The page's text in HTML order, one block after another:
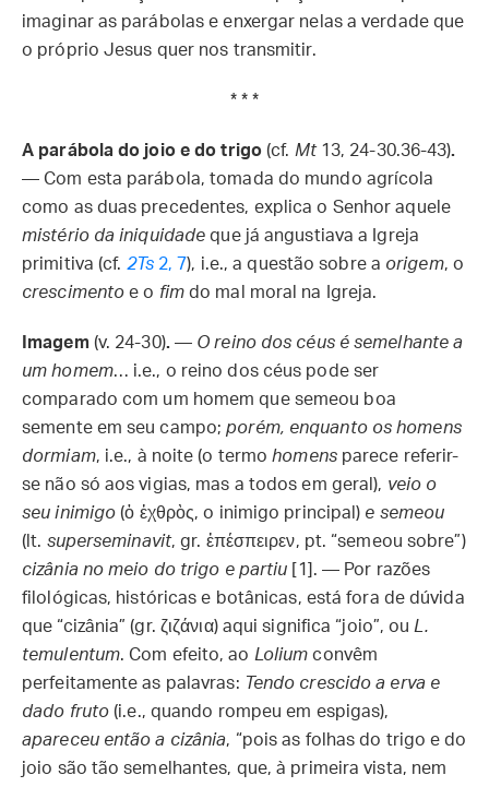
imaginar as parábolas e enxergar nelas a verdade que
o próprio Jesus quer nos transmitir.
* * *
A parábola do joio e do trigo(cf. Mt13, 24-30.36-43).
— Com esta parábola, tomada do mundo agrícola
como as duas precedentes, explica o Senhor aquele
mistério da iniquidade que já angustiava a Igreja
primitiva (cf. 2Ts2, 7), i.e., a questão sobre a origem, o
crescimento e o fimdo mal moral na Igreja.
Imagem (v. 24-30).— O reino dos céus é semelhante a
um homem… i.e., o reino dos céus pode ser
comparado com um homem que semeou boa
semente em seu campo;porém, enquanto os homens
dormiam, i.e., à noite (o termohomensparece referir-
se não só aos vigias, mas a todos em geral), veio o
seu inimigo (ὁ ἐχθρὸς, o inimigo principal) e semeou
(lt. superseminavit, gr. ἐπέσπειρεν, pt. “semeou sobre”)
cizânia no meio do trigo e partiu [1]. — Por razões
filológicas, históricas e botânicas, está fora de dúvida
que “cizânia” (gr. ζιζάνια) aqui significa “joio”, ou L.
temulentum. Com efeito, ao Lolium convêm
perfeitamente as palavras: Tendo crescido a erva e
dado fruto (i.e., quando rompeu em espigas),
apareceu então a cizânia, “pois as folhas do trigo e do
joio são tão semelhantes, que, à primeira vista, nem